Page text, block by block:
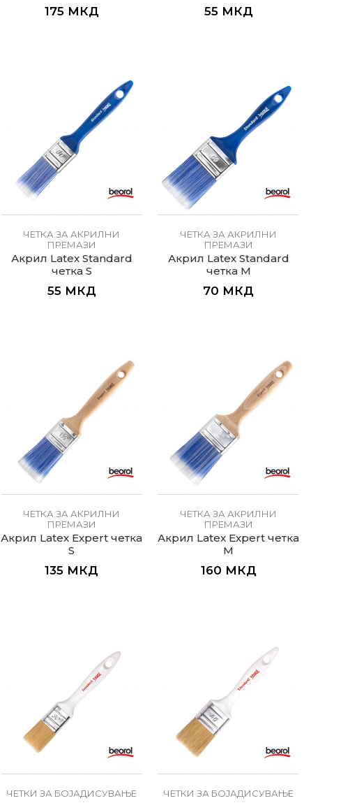
175 МКД 55 МКД
ЧЕТКА ЗА АКРИЛНИ
ПРЕМАЗИ
Акрил Latex Standard
четка S
55 МКД
ЧЕТКА ЗА АКРИЛНИ
ПРЕМАЗИ
Акрил Latex Standard
четка M
70 МКД
ЧЕТКА ЗА АКРИЛНИ
ПРЕМАЗИ
Акрил Latex Expert четка
S
135 МКД
ЧЕТКА ЗА АКРИЛНИ
ПРЕМАЗИ
Акрил Latex Expert четка
M
160 МКД
ЧЕТКИ ЗА БОЈАДИСУВАЊЕ ЧЕТКИ ЗА БОЈАДИСУВАЊЕ